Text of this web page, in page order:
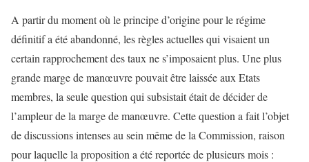
A partir du moment où le principe d’origine pour le régime
définitif a été abandonné, les règles actuelles qui visaient un
certain rapprochement des taux ne s’imposaient plus. Une plus
grande marge de manœuvre pouvait être laissée aux Etats
membres, la seule question qui subsistait était de décider de
l’ampleur de la marge de manœuvre. Cette question a fait l’objet
de discussions intenses au sein même de la Commission, raison
pour laquelle la proposition a été reportée de plusieurs mois :